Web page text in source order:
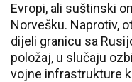
Evropi, ali suštinski
Norvešku. Naprotiv,
dijeli granicu sa
položaj, u slučaju
vojne infrastrukture